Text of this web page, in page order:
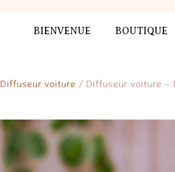
BIENVENUE BOUTIQUE
Diffuseur voiture / Diffuseur voiture –